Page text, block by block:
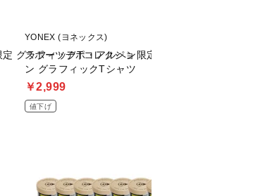
グラフィックTコレクショ
YONEX (ヨネックス)
スポーツデポ・アルペン限定 グラフィックTコレ
ン グラフィックTシャツ
￥2,999
値下げ